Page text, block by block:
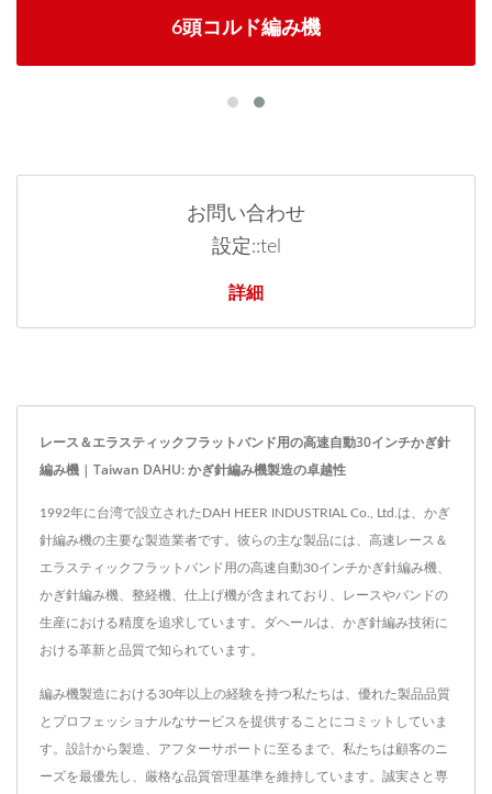
6頭コルド編み機
お問い合わせ
設定::tel
詳細
レース＆エラスティックフラットバンド用の高速自動30インチかぎ針
編み機 | Taiwan DAHU: かぎ針編み機製造の卓越性
1992年に台湾で設立されたDAH HEER INDUSTRIAL Co., Ltd.は、かぎ
針編み機の主要な製造業者です。彼らの主な製品には、高速レース＆
エラスティックフラットバンド用の高速自動30インチかぎ針編み機、
かぎ針編み機、整経機、仕上げ機が含まれており、レースやバンドの
生産における精度を追求しています。ダヘールは、かぎ針編み技術に
おける革新と品質で知られています。
編み機製造における30年以上の経験を持つ私たちは、優れた製品品質
とプロフェッショナルなサービスを提供することにコミットしていま
す。設計から製造、アフターサポートに至るまで、私たちは顧客のニ
ーズを最優先し、厳格な品質管理基準を維持しています。誠実さと専